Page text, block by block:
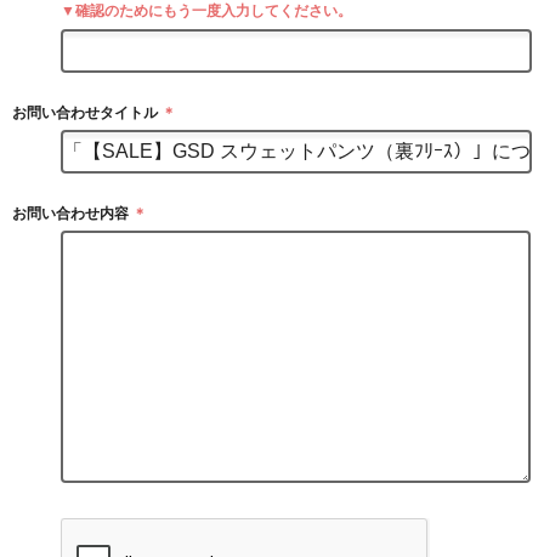
▼確認のためにもう一度入力してください。
お問い合わせタイトル ＊
お問い合わせ内容 ＊